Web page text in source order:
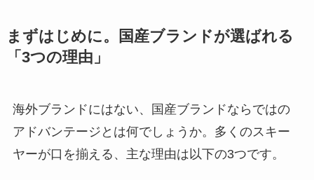
まずはじめに。国産ブランドが選ばれる
「3つの理由」
海外ブランドにはない、国産ブランドならではの
アドバンテージとは何でしょうか。多くのスキー
ヤーが口を揃える、主な理由は以下の3つです。